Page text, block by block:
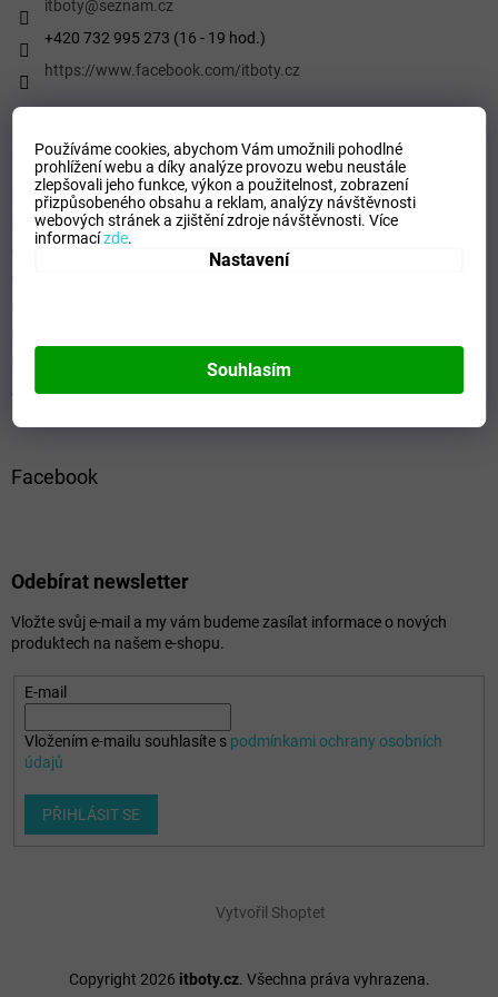
Používáme cookies, abychom Vám umožnili pohodlné
prohlížení webu a díky analýze provozu webu neustále
zlepšovali jeho funkce, výkon a použitelnost,zobrazení
přizpůsobeného obsahu a reklam, analýzy návštěvnosti
webových stránek a zjištění zdroje návštěvnosti.Více
informacízde.
Nastavení
Souhlasím
itboty@seznam.cz
+420 732 995 273 (16 - 19 hod.)
https://www.facebook.com/itboty.cz
Informace pro vás
Kontaktní formulář
Podmínky ochrany osobních údajů
Jak ověřujeme hodnocení a recenze
Facebook
Odebírat newsletter
Vložte svůj e-mail a my vám budeme zasílat informace o nových
produktech na našem e-shopu.
E-mail
Vložením e-mailu souhlasíte s podmínkami ochrany osobních
údajů
PŘIHLÁSIT SE
Vytvořil Shoptet
Copyright 2026 itboty.cz. Všechna práva vyhrazena.